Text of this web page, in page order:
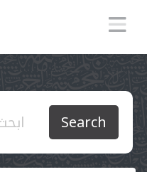
Search